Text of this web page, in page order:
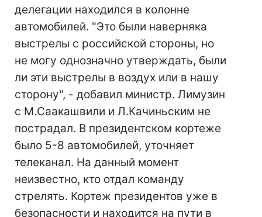
делегации находился в колонне
автомобилей. "Это были наверняка
выстрелы с российской стороны, но
не могу однозначно утверждать, были
ли эти выстрелы в воздух или в нашу
сторону", - добавил министр. Лимузин
с М.Саакашвили и Л.Качиньским не
пострадал. В президентском кортеже
было 5-8 автомобилей, уточняет
телеканал. На данный момент
неизвестно, кто отдал команду
стрелять. Кортеж президентов уже в
безопасности и находится на пути в